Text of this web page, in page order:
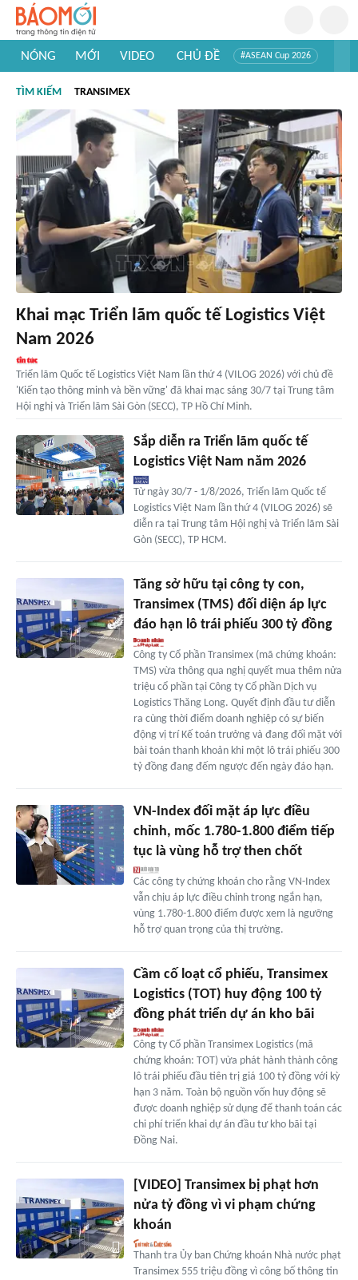
NÓNG MỚI VIDEO CHỦ ĐỀ #ASEAN Cup 2026
#Khám phá thế giới
TÌM KIẾM TRANSIMEX
Khai mạc Triển lãm quốc tế Logistics Việt
Nam 2026
Triển lãm Quốc tế Logistics Việt Nam lần thứ 4 (VILOG 2026) với chủ đề
'Kiến tạo thông minh và bền vững' đã khai mạc sáng 30/7 tại Trung tâm
Hội nghị và Triển lãm Sài Gòn (SECC), TP Hồ Chí Minh.
Sắp diễn ra Triển lãm quốc tế
Logistics Việt Nam năm 2026
Từ ngày 30/7 - 1/8/2026, Triển lãm Quốc tế
Logistics Việt Nam lần thứ 4 (VILOG 2026) sẽ
diễn ra tại Trung tâm Hội nghị và Triển lãm Sài
Gòn (SECC), TP HCM.
Tăng sở hữu tại công ty con,
Transimex (TMS) đối diện áp lực
đáo hạn lô trái phiếu 300 tỷ đồng
Công ty Cổ phần Transimex (mã chứng khoán:
TMS) vừa thông qua nghị quyết mua thêm nửa
triệu cổ phần tại Công ty Cổ phần Dịch vụ
Logistics Thăng Long. Quyết định đầu tư diễn
ra cùng thời điểm doanh nghiệp có sự biến
động vị trí Kế toán trưởng và đang đối mặt với
bài toán thanh khoản khi một lô trái phiếu 300
tỷ đồng đang đếm ngược đến ngày đáo hạn.
VN-Index đối mặt áp lực điều
chỉnh, mốc 1.780-1.800 điểm tiếp
tục là vùng hỗ trợ then chốt
Các công ty chứng khoán cho rằng VN-Index
vẫn chịu áp lực điều chỉnh trong ngắn hạn,
vùng 1.780-1.800 điểm được xem là ngưỡng
hỗ trợ quan trọng của thị trường.
Cầm cố loạt cổ phiếu, Transimex
Logistics (TOT) huy động 100 tỷ
đồng phát triển dự án kho bãi
Công ty Cổ phần Transimex Logistics (mã
chứng khoán: TOT) vừa phát hành thành công
lô trái phiếu đầu tiên trị giá 100 tỷ đồng với kỳ
hạn 3 năm. Toàn bộ nguồn vốn huy động sẽ
được doanh nghiệp sử dụng để thanh toán các
chi phí triển khai dự án đầu tư kho bãi tại
Đồng Nai.
[VIDEO] Transimex bị phạt hơn
nửa tỷ đồng vì vi phạm chứng
khoán
Thanh tra Ủy ban Chứng khoán Nhà nước phạt
Transimex 555 triệu đồng vì công bố thông tin